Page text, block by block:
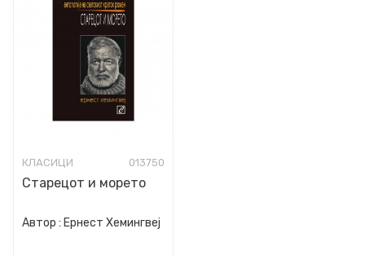
КЛАСИЦИ 013750
Старецот и морето
Автор : Ернест Хемингвеј